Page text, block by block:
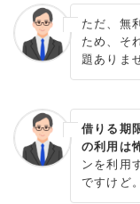
ただ、無
ため、そ
題ありま
借りる期
の利用は
ンを利用
ですけど。